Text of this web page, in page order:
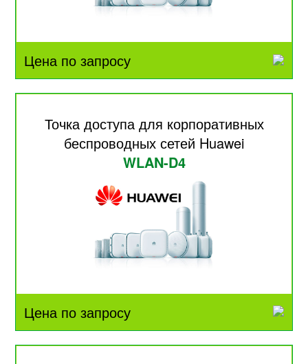
Цена по запросу
Точка доступа для корпоративных
беспроводных сетей Huawei
WLAN-D4
Цена по запросу